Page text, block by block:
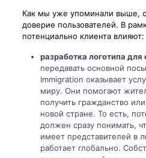
Как мы уже упоминали выше,
доверие пользователей. В
потенциально клиента влияют:
разработка логотипа для
передавать основной
Immigration оказывает
миру. Они помогают
получить гражданство
новой стране. То есть,
должен сразу понимать,
имеет представителей в
работает глобально.